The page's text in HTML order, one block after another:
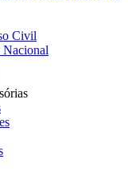
Civil